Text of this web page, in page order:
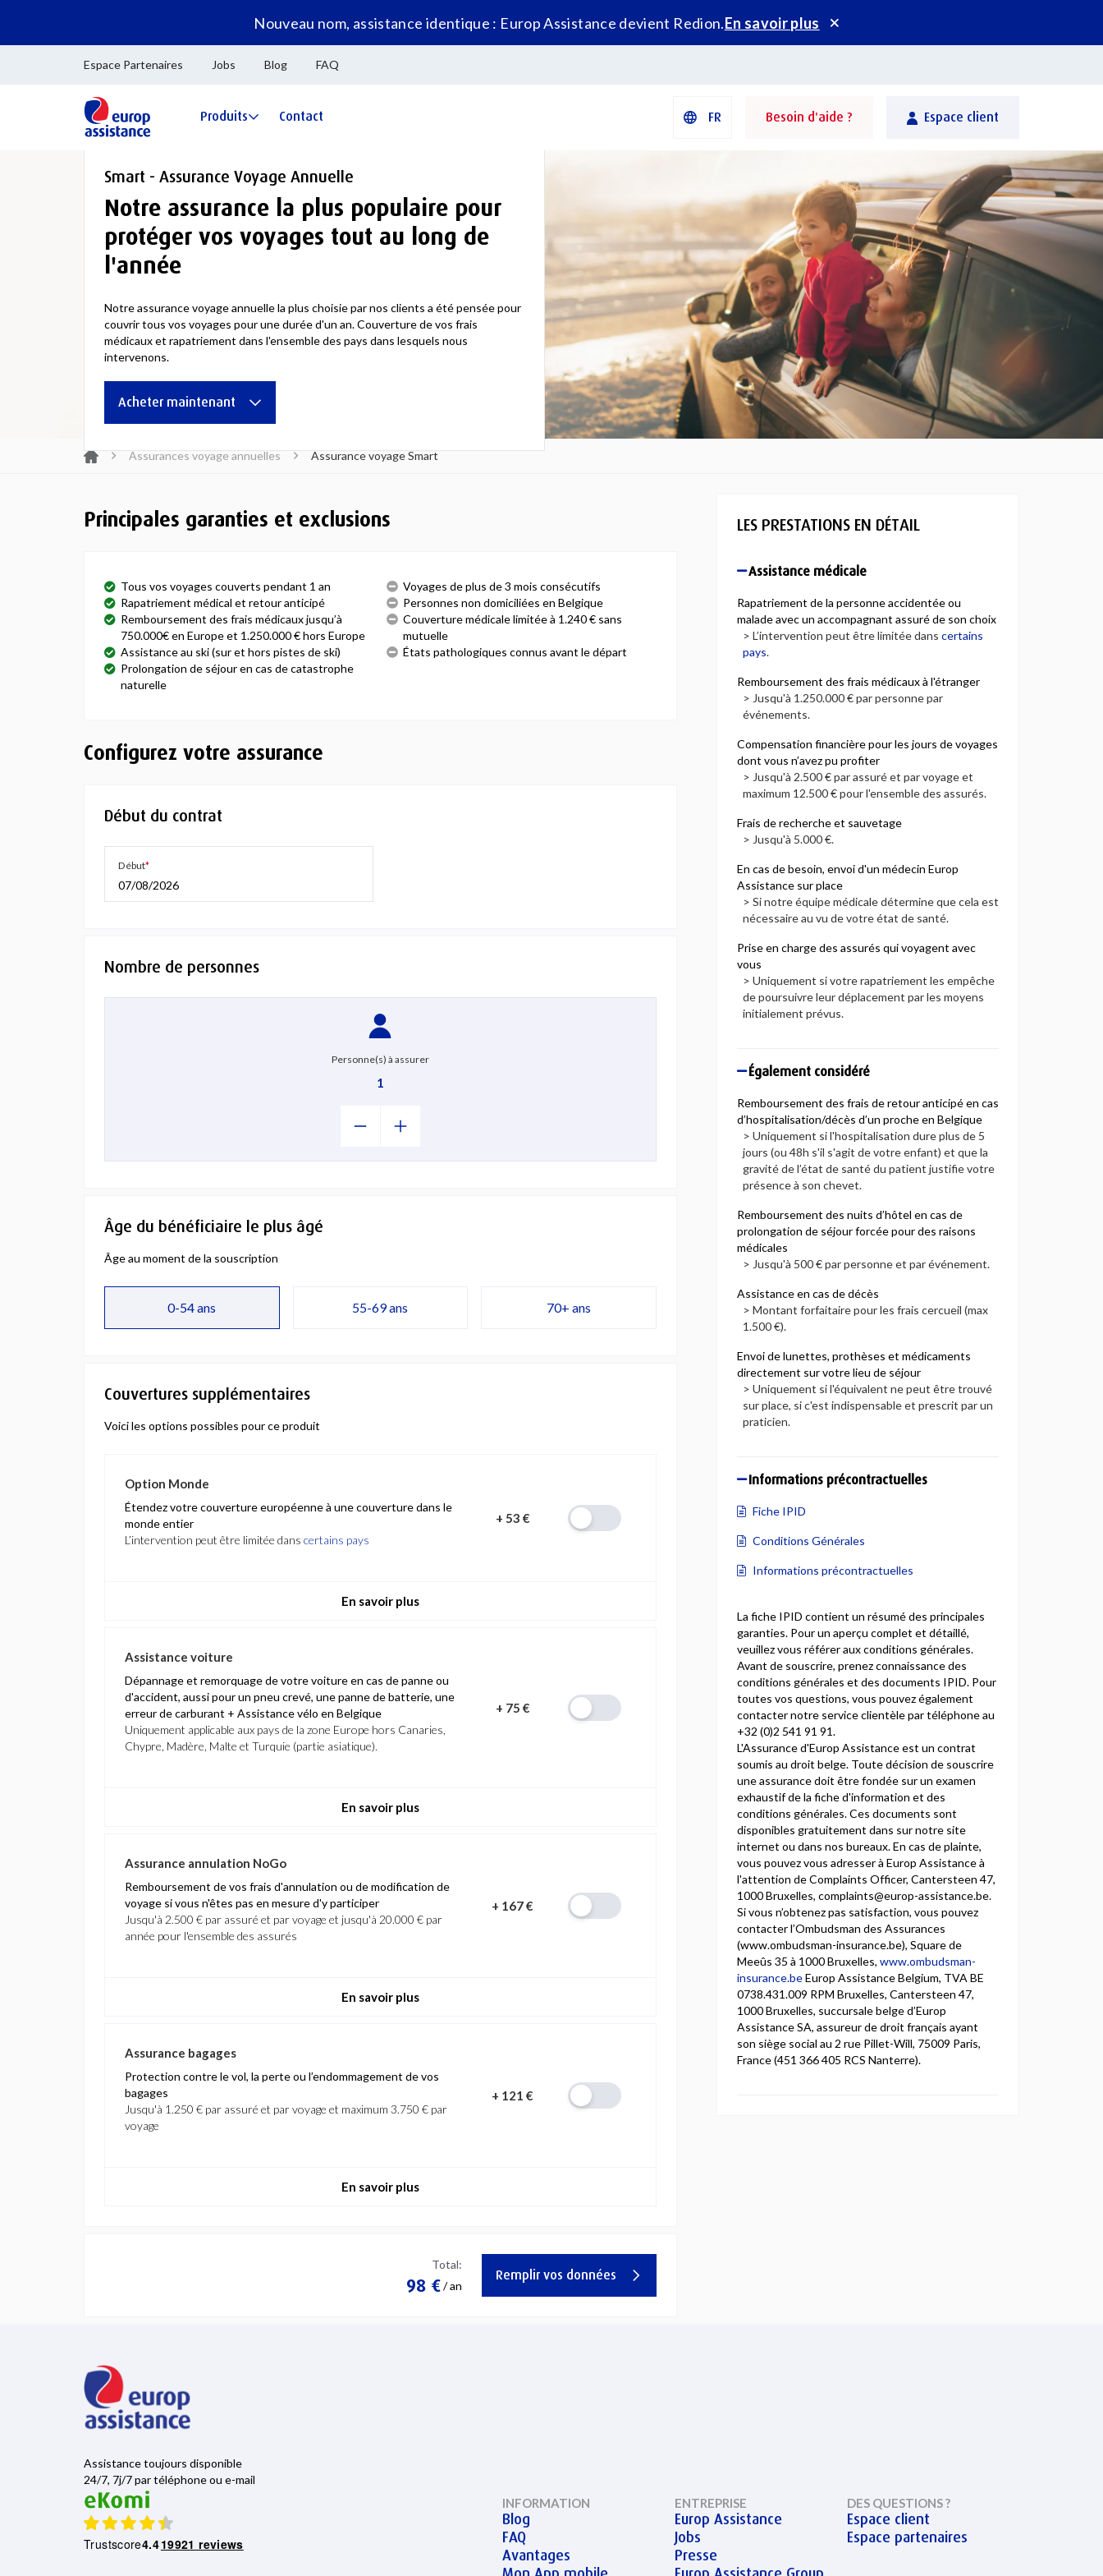
Nouveau nom, assistance identique : Europ Assistance devient Redion.En savoir plus
Espace Partenaires Jobs Blog FAQ
Produits Contact FR Besoin d'aide ? Espace client
Smart - Assurance Voyage Annuelle
Notre assurance la plus populaire pour
protéger vos voyages tout au long de
l'année
Notre assurance voyage annuelle la plus choisie par nos clients a été pensée pour
couvrir tous vos voyages pour une durée d'un an. Couverture de vos frais
médicaux et rapatriement dans l'ensemble des pays dans lesquels nous
intervenons.
Acheter maintenant
Assurances voyage annuelles Assurance voyage Smart
Principales garanties et exclusions
Tous vos voyages couverts pendant 1 an
Rapatriement médical et retour anticipé
Remboursement des frais médicaux jusqu’à
750.000€ en Europe et 1.250.000 € hors Europe
Assistance au ski (sur et hors pistes de ski)
Prolongation de séjour en cas de catastrophe
naturelle
Voyages de plus de 3 mois consécutifs
Personnes non domiciliées en Belgique
Couverture médicale limitée à 1.240 € sans
mutuelle
États pathologiques connus avant le départ
Configurez votre assurance
Début du contrat
07/08/2026
Début
Nombre de personnes
Personne(s) à assurer
1
Âge du bénéficiaire le plus âgé
Âge au moment de la souscription
0-54 ans 55-69 ans 70+ ans
Couvertures supplémentaires
Voici les options possibles pour ce produit
Option Monde
Étendez votre couverture européenne à une couverture dans le
monde entier
L’intervention peut être limitée dans certains pays
+ 53 €
En savoir plus
Assistance voiture
Dépannage et remorquage de votre voiture en cas de panne ou
d'accident, aussi pour un pneu crevé, une panne de batterie, une
erreur de carburant + Assistance vélo en Belgique
Uniquement applicable aux pays de la zone Europe hors Canaries,
Chypre, Madère, Malte et Turquie (partie asiatique).
+ 75 €
En savoir plus
Assurance annulation NoGo
Remboursement de vos frais d'annulation ou de modification de
voyage si vous n'êtes pas en mesure d'y participer
Jusqu'à 2.500 € par assuré et par voyage et jusqu'à 20.000 € par
année pour l'ensemble des assurés
+ 167 €
En savoir plus
Assurance bagages
Protection contre le vol, la perte ou l’endommagement de vos
bagages
Jusqu'à 1.250 € par assuré et par voyage et maximum 3.750 € par
voyage
+ 121 €
En savoir plus
Total:
98 €/ an
Remplir vos données
LES PRESTATIONS EN DÉTAIL
Assistance médicale
Rapatriement de la personne accidentée ou
malade avec un accompagnant assuré de son choix
> L’intervention peut être limitée dans certains
pays.
Remboursement des frais médicaux à l'étranger
> Jusqu'à 1.250.000 € par personne par
événements.
Compensation financière pour les jours de voyages
dont vous n’avez pu profiter
> Jusqu'à 2.500 € par assuré et par voyage et
maximum 12.500 € pour l'ensemble des assurés.
Frais de recherche et sauvetage
> Jusqu'à 5.000 €.
En cas de besoin, envoi d'un médecin Europ
Assistance sur place
> Si notre équipe médicale détermine que cela est
nécessaire au vu de votre état de santé.
Prise en charge des assurés qui voyagent avec
vous
> Uniquement si votre rapatriement les empêche
de poursuivre leur déplacement par les moyens
initialement prévus.
Également considéré
Remboursement des frais de retour anticipé en cas
d’hospitalisation/décès d’un proche en Belgique
> Uniquement si l'hospitalisation dure plus de 5
jours (ou 48h s'il s'agit de votre enfant) et que la
gravité de l’état de santé du patient justifie votre
présence à son chevet.
Remboursement des nuits d’hôtel en cas de
prolongation de séjour forcée pour des raisons
médicales
> Jusqu'à 500 € par personne et par événement.
Assistance en cas de décès
> Montant forfaitaire pour les frais cercueil (max
1.500 €).
Envoi de lunettes, prothèses et médicaments
directement sur votre lieu de séjour
> Uniquement si l'équivalent ne peut être trouvé
sur place, si c'est indispensable et prescrit par un
praticien.
Informations précontractuelles
Fiche IPID
Conditions Générales
Informations précontractuelles
La fiche IPID contient un résumé des principales
garanties. Pour un aperçu complet et détaillé,
veuillez vous référer aux conditions générales.
Avant de souscrire, prenez connaissance des
conditions générales et des documents IPID. Pour
toutes vos questions, vous pouvez également
contacter notre service clientèle par téléphone au
+32 (0)2 541 91 91.
L'Assurance d'Europ Assistance est un contrat
soumis au droit belge. Toute décision de souscrire
une assurance doit être fondée sur un examen
exhaustif de la fiche d'information et des
conditions générales. Ces documents sont
disponibles gratuitement dans sur notre site
internet ou dans nos bureaux. En cas de plainte,
vous pouvez vous adresser à Europ Assistance à
l'attention de Complaints Officer, Cantersteen 47,
1000 Bruxelles, complaints@europ-assistance.be.
Si vous n’obtenez pas satisfaction, vous pouvez
contacter l’Ombudsman des Assurances
(www.ombudsman-insurance.be), Square de
Meeûs 35 à 1000 Bruxelles, www.ombudsman-
insurance.beEurop Assistance Belgium, TVA BE
0738.431.009 RPM Bruxelles, Cantersteen 47,
1000 Bruxelles, succursale belge d’Europ
Assistance SA, assureur de droit français ayant
son siège social au 2 rue Pillet-Will, 75009 Paris,
France (451 366 405 RCS Nanterre).
Assistance toujours disponible
24/7, 7j/7 par téléphone ou e-mail
Trustscore4.419921 reviews
INFORMATION
Blog
FAQ
Avantages
ENTREPRISE
Europ Assistance
Jobs
Presse
DES QUESTIONS ?
Espace client
Espace partenaires